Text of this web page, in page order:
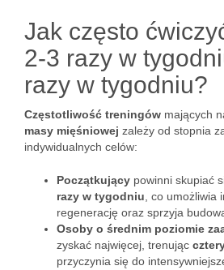
Jak często
2-3 razy w
razy w tygodniu?
Częstotliwość treningów mających
masy mięśniowej zależy od stopnia
indywidualnych celów:
Początkujący powinni skupiać
razy w tygodniu , co umożliwia
regenerację oraz sprzyja
Osoby o średnim poziomie
zyskać najwięcej, trenując
przyczynia się do